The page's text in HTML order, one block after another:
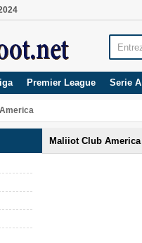
Premier League Serie A
Maliiot Club America